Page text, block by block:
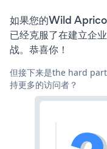
如果您的Wild
已经克服了在建立企
战。恭喜你！
但接下来是the hard
持更多的访问者？